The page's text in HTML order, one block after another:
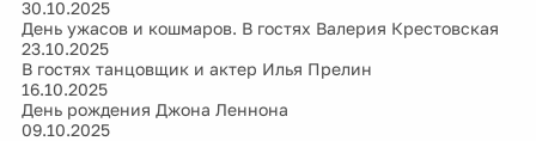
30.10.2025
День ужасов и кошмаров. В гостях Валерия Крестовская
23.10.2025
В гостях танцовщик и актер Илья Прелин
16.10.2025
День рождения Джона Леннона
09.10.2025